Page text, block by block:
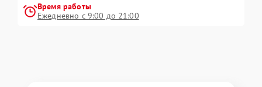
Время работы
Ежедневно с 9:00 до 21:00